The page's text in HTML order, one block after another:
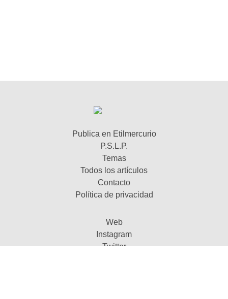
Publica en Etilmercurio
P.S.L.P.
Temas
Todos los artículos
Contacto
Política de privacidad
Web
Instagram
Twitter